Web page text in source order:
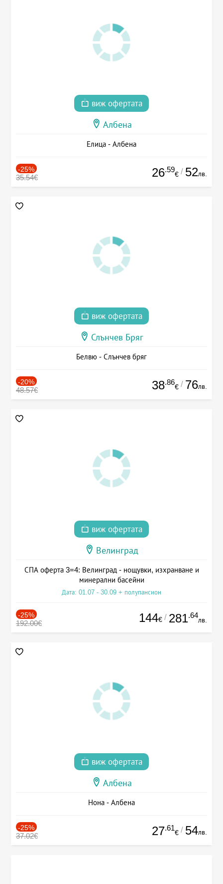
виж офертата
Албена
Елица - Албена
-25%
35.54€ 26.59
€ / 52лв.
виж офертата
Слънчев Бряг
Белвю - Слънчев бряг
-20%
48.57€ 38.86
€ / 76лв.
виж офертата
Велинград
СПА оферта 3=4: Велинград - нощувки, изхранване и
минерални басейни
Дата: 01.07 - 30.09 + полупансион
-25%
192.00€ 144€ / 281.64
лв.
виж офертата
Албена
Нона - Албена
-25%
37.02€ 27.61
€ / 54лв.